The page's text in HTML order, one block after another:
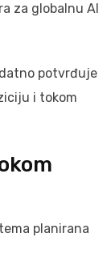
za globalnu AI
potvrđuje
i tokom
planirana